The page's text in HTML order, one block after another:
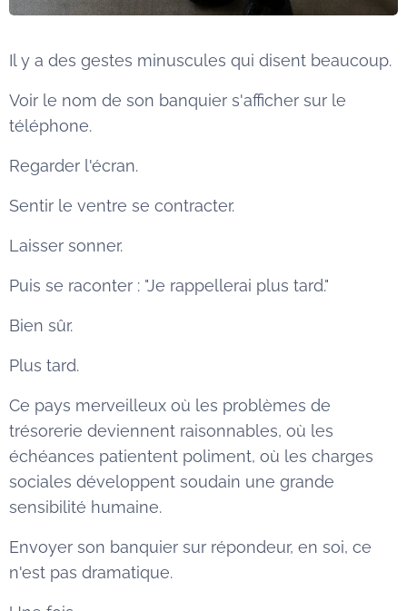
Il y a des gestes minuscules qui disent beaucoup.
Voir le nom de son banquier s'afficher sur le
téléphone.
Regarder l'écran.
Sentir le ventre se contracter.
Laisser sonner.
Puis se raconter : "Je rappellerai plus tard."
Bien sûr.
Plus tard.
Ce pays merveilleux où les problèmes de
trésorerie deviennent raisonnables, où les
échéances patientent poliment, où les charges
sociales développent soudain une grande
sensibilité humaine.
Envoyer son banquier sur répondeur, en soi, ce
n'est pas dramatique.